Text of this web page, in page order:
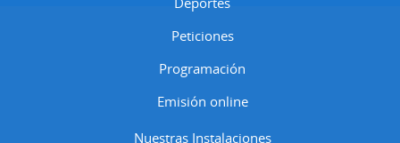
Peticiones
Programación
Emisión online
Nuestras Instalaciones